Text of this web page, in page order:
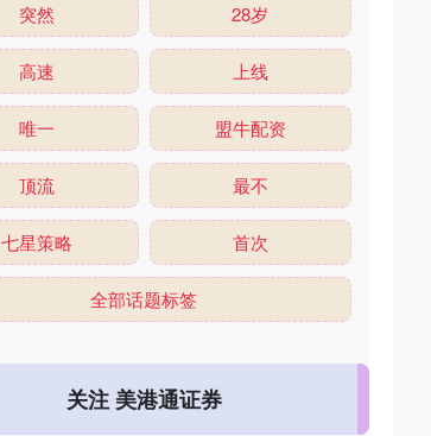
突然 28岁
高速 上线
唯一 盟牛配资
顶流 最不
七星策略 首次
全部话题标签
关注 美港通证券